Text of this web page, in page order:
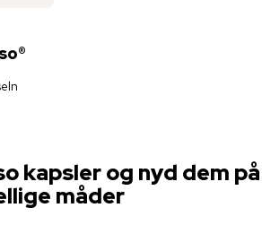
kapsler og nyd dem på
måder